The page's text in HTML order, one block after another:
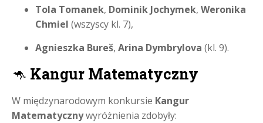
Tola Tomanek, Dominik Jochymek, Weronika
Chmiel (wszyscy kl. 7),
Agnieszka Bureš, Arina Dymbrylova (kl. 9).
🦘 Kangur Matematyczny
W międzynarodowym konkursie Kangur
Matematycznywyróżnienia zdobyły: